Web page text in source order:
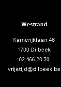
Westrand
Kamerijklaan 46
1700 Dilbeek
02 466 20 30
vrijetijd@dilbeek.be